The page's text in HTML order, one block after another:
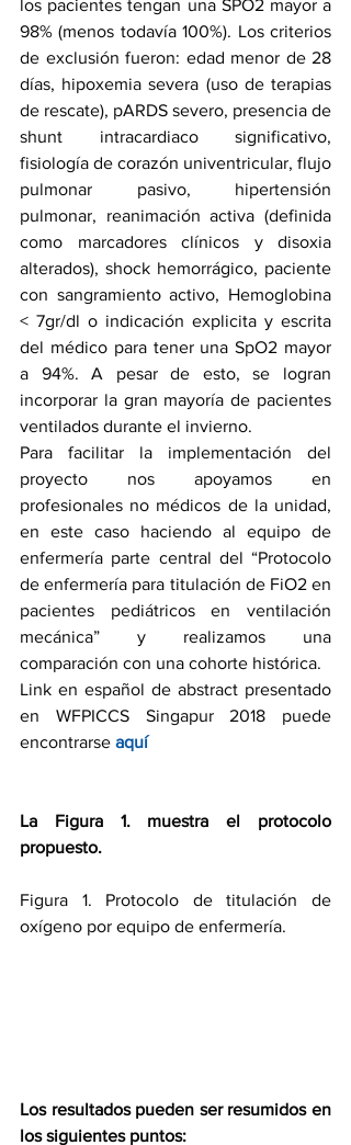
los pacientes tengan una SPO2 mayor a
98% (menos todavía 100%). Los criterios
de exclusión fueron: edad menor de 28
días, hipoxemia severa (uso de terapias
de rescate), pARDS severo, presencia de
shunt intracardiaco significativo,
fisiología de corazón univentricular, flujo
pulmonar pasivo, hipertensión
pulmonar, reanimación activa (definida
como marcadores clínicos y disoxia
alterados), shock hemorrágico, paciente
con sangramiento activo, Hemoglobina
< 7gr/dl o indicación explicita y escrita
del médico para tener una SpO2 mayor
a 94%. A pesar de esto, se logran
incorporar la gran mayoría de pacientes
ventilados durante el invierno.
Para facilitar la implementación del
proyecto nos apoyamos en
profesionales no médicos de la unidad,
en este caso haciendo al equipo de
enfermería parte central del “Protocolo
de enfermería para titulación de FiO2 en
pacientes pediátricos en ventilación
mecánica” y realizamos una
comparación con una cohorte histórica.
Link en español de abstract presentado
en WFPICCS Singapur 2018 puede
encontrarse aquí
La Figura 1. muestra el protocolo
propuesto.
Figura 1. Protocolo de titulación de
oxígeno por equipo de enfermería.
Los resultados pueden ser resumidos en
los siguientes puntos: